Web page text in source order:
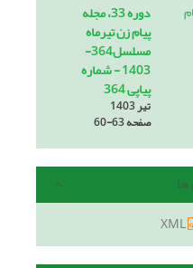
دوره 33، مجله
پیام زن تیرماه
مسلسل364-
1403 - شماره
پیاپی 364
تیر 1403
صفحه60-63
XML